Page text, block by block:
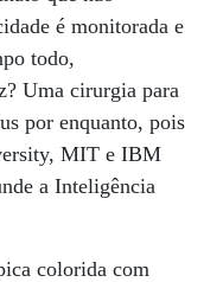
é monitorada e
todo,
Uma cirurgia para
por enquanto, pois
MIT e IBM
a Inteligência
colorida com